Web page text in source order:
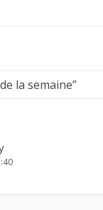
la semaine”